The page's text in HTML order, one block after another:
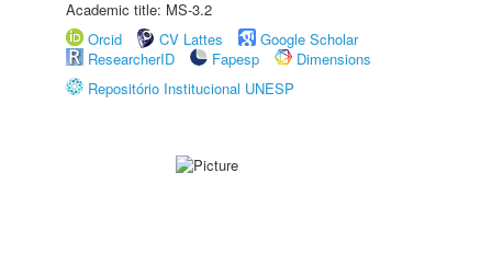
Academic title: MS-3.2
Orcid
CV Lattes
Google Scholar
ResearcherID
Fapesp
Dimensions
Repositório Institucional UNESP